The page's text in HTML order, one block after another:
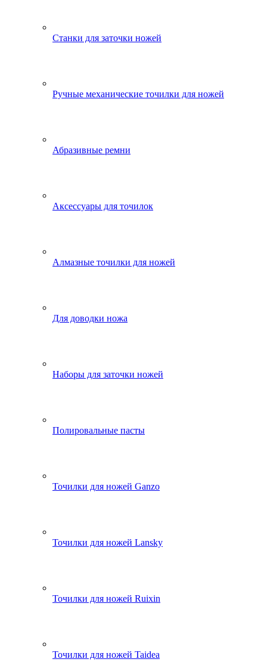
Станки для заточки ножей
Ручные механические точилки для ножей
Абразивные ремни
Аксессуары для точилок
Алмазные точилки для ножей
Для доводки ножа
Наборы для заточки ножей
Полировальные пасты
Точилки для ножей Ganzo
Точилки для ножей Lansky
Точилки для ножей Ruixin
Точилки для ножей Taidea